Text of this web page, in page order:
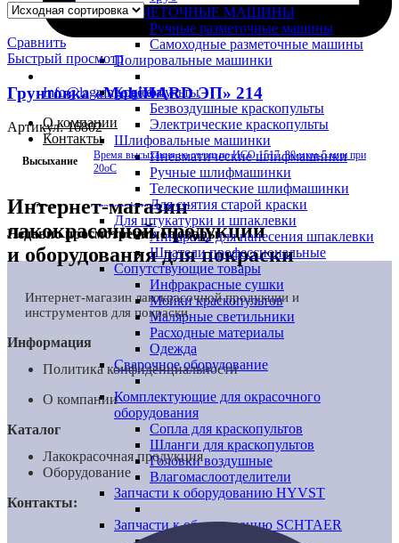
Info@lagrange.global
О компании
Контакты
Интернет-магазин
лакокрасочной продукции
и оборудования для покраски
РАЗМЕТОЧНЫЕ МАШИНЫ
Ручные разметочные машины
Самоходные разметочные машины
Полировальные машинки
Краскопульты
Безвоздушные краскопульты
Электрические краскопульты
Шлифовальные машинки
Пневматические шлифмашинки
Ручные шлифмашинки
Телескопические шлифмашинки
Для снятия старой краски
Для штукатурки и шпаклевки
Аппараты для нанесения шпаклевки
Шпатели профессиональные
Сопутствующие товары
Инфракрасные сушки
Мойки краскопультов
Малярные светильники
Расходные материалы
Одежда
Сварочное оборудование
Комплектующие для окрасочного
оборудования
Сопла для краскопультов
Шланги для краскопультов
Головки воздушные
Влагомаслоотделители
Запчасти к оборудованию HYVST
Запчасти к оборудованию SCHTAER
Сравнить
Быстрый просмотр
Грунтовка «MobiHARD ЭП» 214
Артикул:16802
Высыхание
Время высыхания на отлип по ИСО 1517. 30 мкм-5 мин при
20оС
Основа эпоксиэфирная смола
Расход Теоретический расход при ТСП 30 мкм-85 г/м
Антикоррозионные защитные покрытия
Бренд HardMax PRO
Недавно просмотренные товары
Интернет-магазин лакокрасочной продукции и
инструментов для покраски
Информация
Политика конфиденциальности
О компании
Каталог
Лакокрасочная продукция
Оборудование
Контакты: